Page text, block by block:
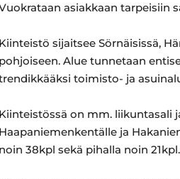
asiakkaan tarpeisiin
Kiinteistö sijaitsee Sörnäisissä,
pohjoiseen. Alue tunnetaan
toimisto- ja
Kiinteistössä on mm. liikuntasali
Haapaniemenkentälle ja
noin 38kpl sekä pihalla noin 21kpl.